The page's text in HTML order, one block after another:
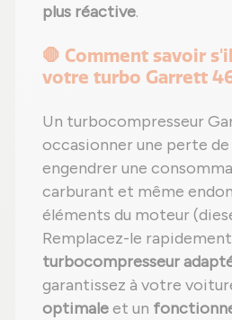
plus réactive.
🛑 Comment savoir
votre turbo Garrett
Un turbocompresseur
occasionner une perte
engendrer une
carburant et même
éléments du moteur
Remplacez-le
turbocompresseur
garantissez à votre
optimaleet un